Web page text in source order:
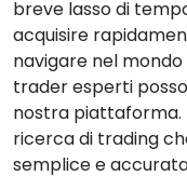
breve lasso di
acquisire
navigare nel
trader esperti
nostra piattaforma.
ricerca di trading
semplice e